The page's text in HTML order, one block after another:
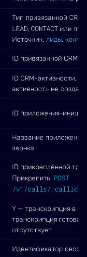
Тип привязанной
LEAD, CONTACT или
Источник: лиды,
ID привязанной CRM-
ID CRM-активности.
активность не создана
ID приложения-
Название
звонка
ID прикреплённой
Прикрепить: POST
/v1/calls/:callId/
Y — транскрипция в
транскрипция готова
отсутствует
Идентификатор